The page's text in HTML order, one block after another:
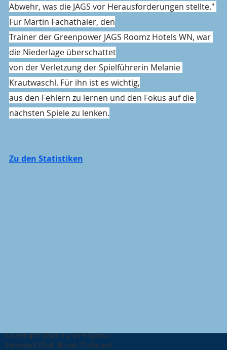
Abwehr, was die JAGS vor Herausforderungen stellte."
Für Martin Fachathaler, den
Trainer der Greenpower JAGS Roomz Hotels WN, war
die Niederlage überschattet
von der Verletzung der Spielführerin Melanie
Krautwaschl. Für ihn ist es wichtig,
aus den Fehlern zu lernen und den Fokus auf die
nächsten Spiele zu lenken.
Zu den Statistiken
Copyright 2026 by BT-Füchse
Handball Club Bruck-Trofaiach